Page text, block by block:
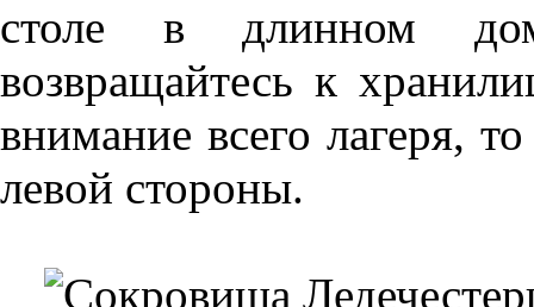
столе в длинном
возвращайтесь к
внимание всего лагеря,
левой стороны.